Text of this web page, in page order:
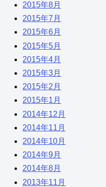
2015年8月
2015年7月
2015年6月
2015年5月
2015年4月
2015年3月
2015年2月
2015年1月
2014年12月
2014年11月
2014年10月
2014年9月
2014年8月
2013年11月